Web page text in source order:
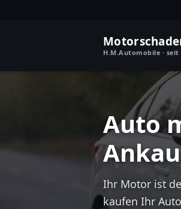
H.M.Automobile ·
Auto
Ihr Motor ist
kaufen Ihr